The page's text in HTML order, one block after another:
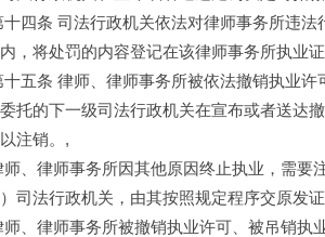
十四条 司法行政机关依法对律师事务所违
，将处罚的内容登记在该律师事务所执业
十五条 律师、律师事务所被依法撤销执业
托的下一级司法行政机关在宣布或者送达
注销。,
师、律师事务所因其他原因终止执业，需
司法行政机关，由其按照规定程序交原发
师、律师事务所被撤销执业许可、被吊销执